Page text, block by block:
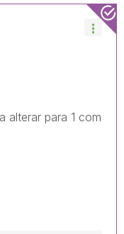
alterar para 1 com